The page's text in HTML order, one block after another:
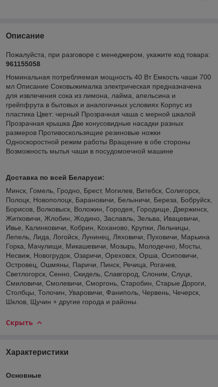
Описание
Пожалуйста, при разговоре с менеджером, укажите код товара:
961155058
Номинальная потребляемая мощность 40 Вт Емкость чаши 700
мл Описание Соковыжималка электрическая предназначена
для извлечения сока из лимона, лайма, апельсина и
грейпфрута в бытовых и аналогичных условиях Корпус из
пластика Цвет: черный Прозрачная чаша с мерной шкалой
Прозрачная крышка Две конусовидные насадки разных
размеров Противоскользящие резиновые ножки
Односкоростной режим работы Вращение в обе стороны
Возможность мытья чаши в посудомоечной машине
Доставка по всей Беларуси:
Минск, Гомель, Гродно, Брест, Могилев, Витебск, Солигорск,
Полоцк, Новополоцк, Барановичи, Белыничи, Береза, Бобруйск,
Борисов, Волковыск, Воложин, Городея, Городище, Дзержинск,
Житковичи, Жлобин, Жодино, Заславль, Зельва, Ивацевичи,
Ивье, Калинковичи, Кобрин, Коханово, Крупки, Лельчицы,
Лепель, Лида, Логойск, Лунинец, Ляховичи, Пуховичи, Марьина
Горка, Мачулищи, Микашевичи, Мозырь, Молодечно, Мосты,
Несвиж, Новогрудок, Озаричи, Ореховск, Орша, Осиповичи,
Островец, Ошмяны, Паричи, Пинск, Речица, Рогачев,
Светлогорск, Сенно, Скидель, Славгород, Слоним, Слуцк,
Смиловичи, Смолевичи, Сморгонь, Старобин, Старые Дороги,
Столбцы, Толочин, Уваровичи, Фаниполь, Червень, Чечерск,
Шклов, Щучин + другие города и районы.
Скрыть
Характеристики
Основные